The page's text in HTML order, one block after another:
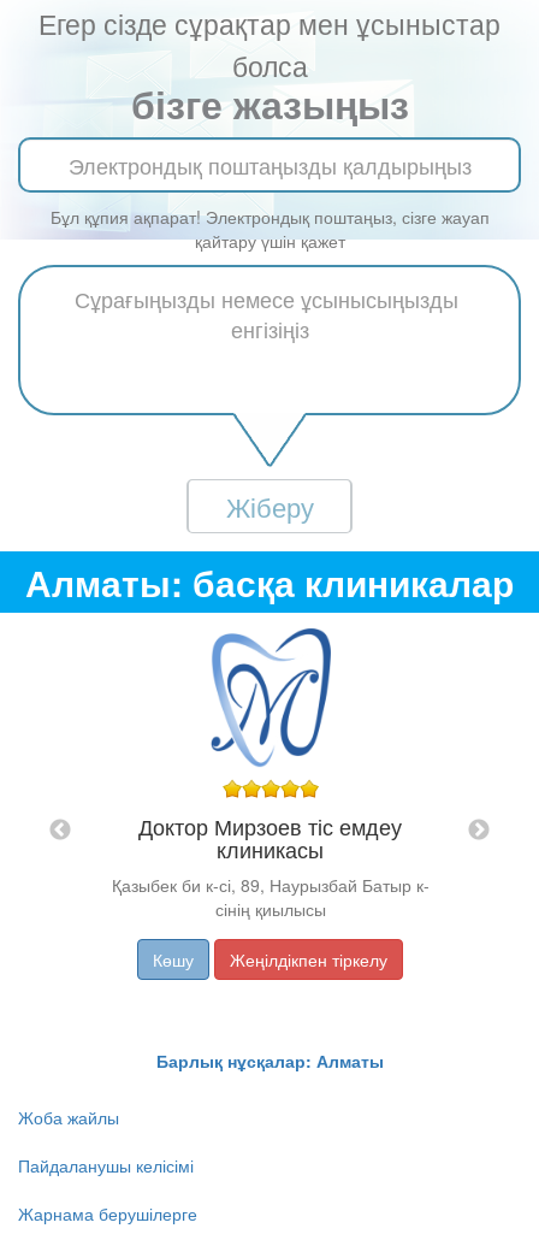
Егер сізде сұрақтар мен ұсыныстар
болса
бізге жазыңыз
Бұл құпия ақпарат! Электрондық поштаңыз, сізге жауап
қайтару үшін қажет
Жіберу
Алматы: басқа клиникалар
Доктор Мирзоев тіс емдеу
клиникасы
Қазыбек би к-сі, 89, Наурызбай Батыр к-
сінің қиылысы
Көшу Жеңілдікпен тіркелу
Барлық нұсқалар: Алматы
Жоба жайлы
Пайдаланушы келісімі
Жарнама берушілерге